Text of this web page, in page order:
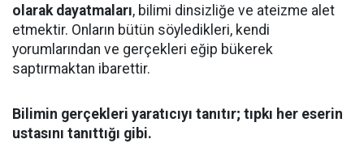
olarak dayatmaları, bilimi dinsizliğe ve ateizme alet
etmektir. Onların bütün söyledikleri, kendi
yorumlarından ve gerçekleri eğip bükerek
saptırmaktan ibarettir.
Bilimin gerçekleri yaratıcıyı tanıtır; tıpkı her eserin
ustasını tanıttığı gibi.